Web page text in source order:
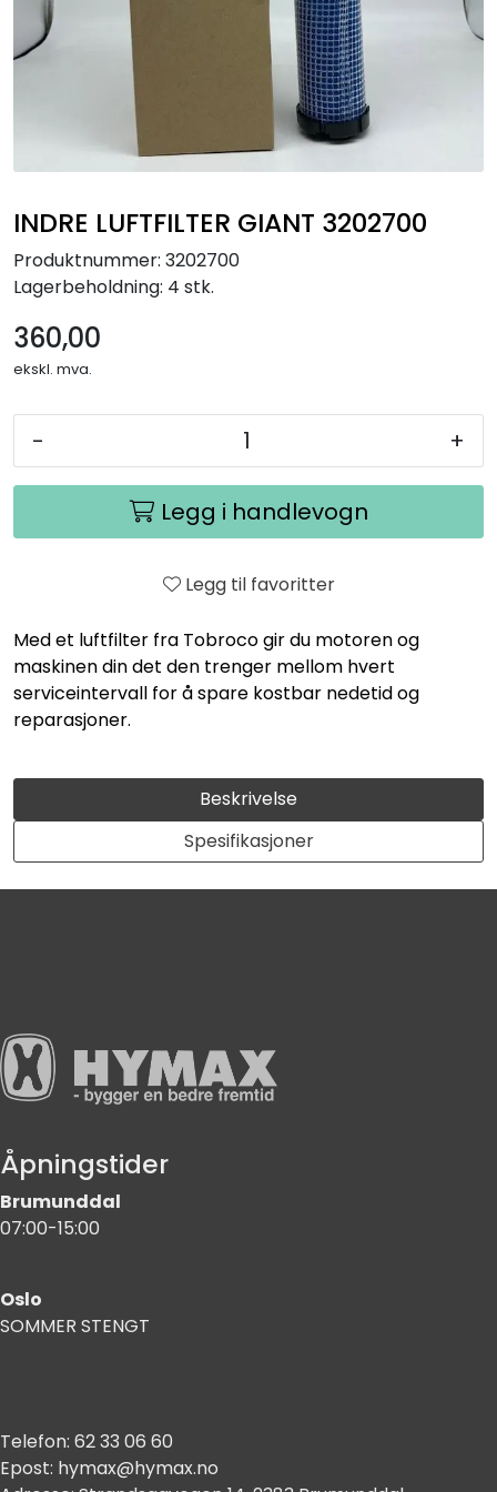
INDRE LUFTFILTER GIANT 3202700
Produktnummer: 3202700
Lagerbeholdning: 4 stk.
360,00
ekskl. mva.
- +
Legg i handlevogn
Legg til favoritter
Med et luftfilter fra Tobroco gir du motoren og
maskinen din det den trenger mellom hvert
serviceintervall for å spare kostbar nedetid og
reparasjoner.
Beskrivelse
Spesifikasjoner
Åpningstider
Brumunddal
07:00-15:00
Oslo
SOMMER STENGT
Telefon: 62 33 06 60
Epost: hymax@hymax.no